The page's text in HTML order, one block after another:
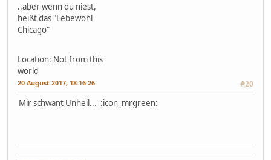
..aber wenn du niest,
heißt das "Lebewohl
Chicago"
Location: Not from this
world
20 August 2017, 18:16:26 #20
Mir schwant Unheil... :icon_mrgreen: